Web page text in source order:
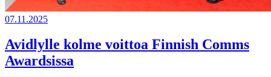
07.11.2025
Avidlylle kolme voittoa Finnish Comms
Awardsissa